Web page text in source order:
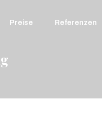
Preise Referenzen